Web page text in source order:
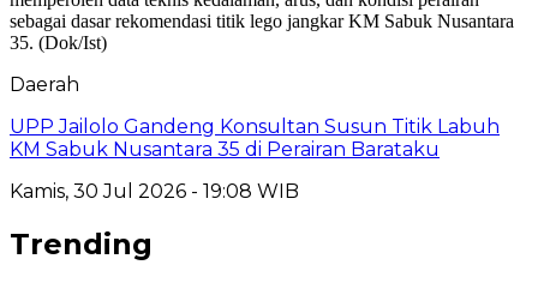
Daerah
UPP Jailolo Gandeng Konsultan Susun Titik Labuh
KM Sabuk Nusantara 35 di Perairan Barataku
Kamis, 30 Jul 2026 - 19:08 WIB
Trending